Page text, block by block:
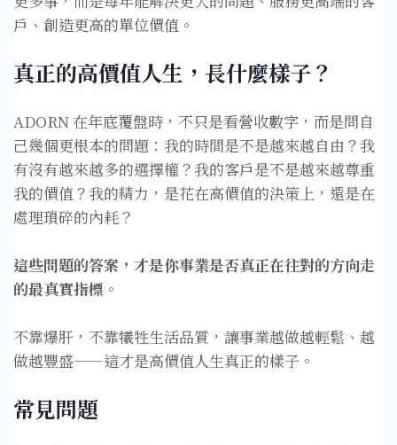
戶、創造更高的單位價值。
真正的高價值人生，長什麼樣子？
ADORN 在年底覆盤時，不只是看營收數字，而是問自
己幾個更根本的問題：我的時間是不是越來越自由？我
有沒有越來越多的選擇權？我的客戶是不是越來越尊重
我的價值？我的精力，是花在高價值的決策上，還是在
處理瑣碎的內耗？
這些問題的答案，才是你事業是否真正在往對的方向走
的最真實指標。
不靠爆肝，不靠犧牲生活品質，讓事業越做越輕鬆、越
做越豐盛——這才是高價值人生真正的樣子。
常見問題